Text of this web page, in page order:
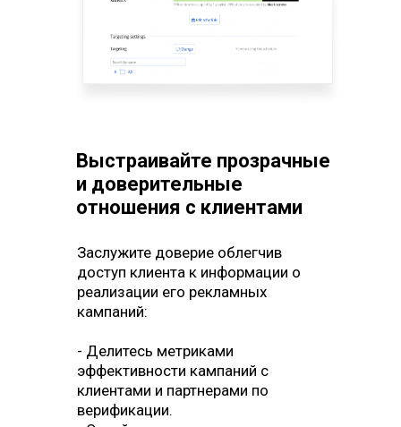
Выстраивайте прозрачные
и доверительные
отношения с клиентами
Заслужите доверие облегчив
доступ клиента к информации о
реализации его рекламных
кампаний:
- Делитесь метриками
эффективности кампаний с
клиентами и партнерами по
верификации.
Гиперлокальные
измерения аудитории
аналитику аудитории и
используйте ее на благо своих
клиентов:
данные об OTS с помощью Wi-Fi и
систем компьютерного зрения.
- Беспрепятственно интегрируйте
измерения с журналами